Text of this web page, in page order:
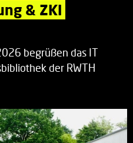
& ZKI
begrüßen das IT
der RWTH